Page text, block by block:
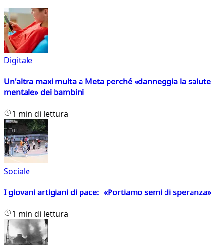
Digitale
Un'altra maxi multa a Meta perché «danneggia la salute
mentale» dei bambini
1 min di lettura
Sociale
I giovani artigiani di pace: «Portiamo semi di speranza»
1 min di lettura